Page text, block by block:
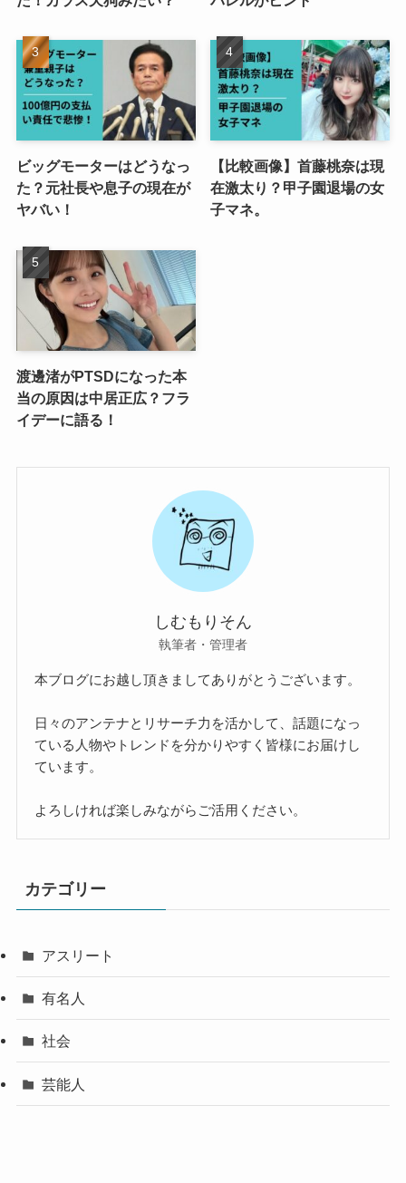
ビッグモーターはどうなっ
た？元社長や息子の現在が
ヤバい！
【比較画像】首藤桃奈は現
在激太り？甲子園退場の女
子マネ。
渡邊渚がPTSDになった本
当の原因は中居正広？フラ
イデーに語る！
しむもりそん
執筆者・管理者
本ブログにお越し頂きましてありがとうございます。
日々のアンテナとリサーチ力を活かして、話題になっ
ている人物やトレンドを分かりやすく皆様にお届けし
ています。
よろしければ楽しみながらご活用ください。
カテゴリー
アスリート
有名人
社会
芸能人